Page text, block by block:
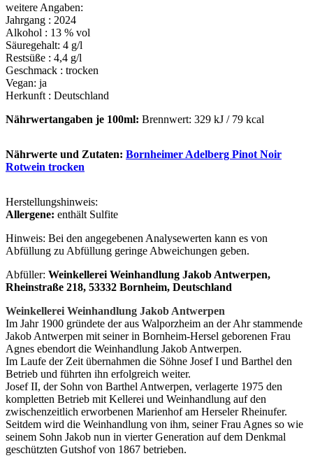
weitere Angaben:
Jahrgang : 2024
Alkohol : 13 % vol
Säuregehalt: 4 g/l
Restsüße : 4,4 g/l
Geschmack : trocken
Vegan: ja
Herkunft : Deutschland
Nährwertangaben je 100ml: Brennwert: 329 kJ / 79 kcal
Nährwerte und Zutaten: Bornheimer Adelberg Pinot Noir
Rotwein trocken
Herstellungshinweis:
Allergene: enthält Sulfite
Hinweis: Bei den angegebenen Analysewerten kann es von
Abfüllung zu Abfüllung geringe Abweichungen geben.
Abfüller: Weinkellerei Weinhandlung Jakob Antwerpen,
Rheinstraße 218, 53332 Bornheim, Deutschland
Weinkellerei Weinhandlung Jakob Antwerpen
Im Jahr 1900 gründete der aus Walporzheim an der Ahr stammende
Jakob Antwerpen mit seiner in Bornheim-Hersel geborenen Frau
Agnes ebendort die Weinhandlung Jakob Antwerpen.
Im Laufe der Zeit übernahmen die Söhne Josef I und Barthel den
Betrieb und führten ihn erfolgreich weiter.
Josef II, der Sohn von Barthel Antwerpen, verlagerte 1975 den
kompletten Betrieb mit Kellerei und Weinhandlung auf den
zwischenzeitlich erworbenen Marienhof am Herseler Rheinufer.
Seitdem wird die Weinhandlung von ihm, seiner Frau Agnes so wie
seinem Sohn Jakob nun in vierter Generation auf dem Denkmal
geschützten Gutshof von 1867 betrieben.